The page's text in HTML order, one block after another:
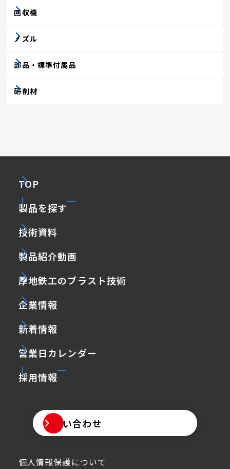
回収機
ノズル
部品・標準付属品
研削材
TOP
製品を探す
技術資料
製品紹介動画
厚地鉄工のブラスト技術
企業情報
新着情報
営業日カレンダー
採用情報
お問い合わせ
個人情報保護について